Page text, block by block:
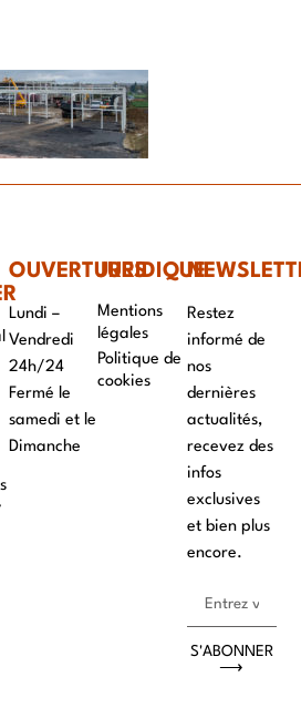
OUVERTURES
Lundi –
Vendredi
24h/24
Fermé le
samedi et le
Dimanche
JURIDIQUE
Mentions
légales
Politique de
cookies
Restez
informé de
nos
dernières
actualités,
recevez des
infos
exclusives
et bien plus
encore.
S'ABONNER
⟶